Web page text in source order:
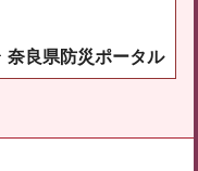
奈良県防災ポータル